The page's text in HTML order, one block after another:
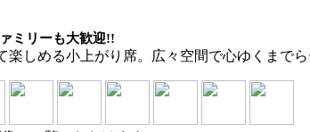
ミリーも大歓迎!!
楽しめる小上がり席。広々空間で心ゆくまで